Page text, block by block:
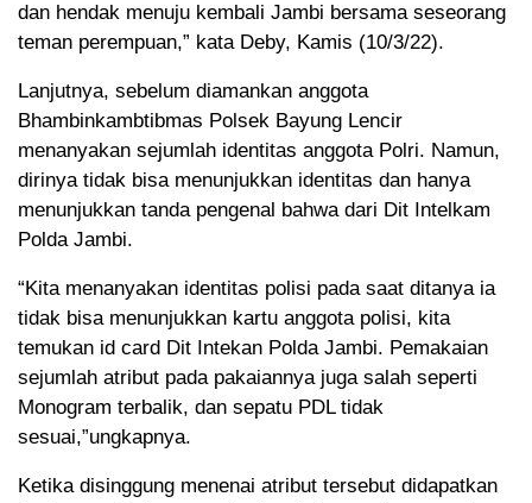
dan hendak menuju kembali Jambi bersama seseorang
teman perempuan,” kata Deby, Kamis (10/3/22).
Lanjutnya, sebelum diamankan anggota
Bhambinkambtibmas Polsek Bayung Lencir
menanyakan sejumlah identitas anggota Polri. Namun,
dirinya tidak bisa menunjukkan identitas dan hanya
menunjukkan tanda pengenal bahwa dari Dit Intelkam
Polda Jambi.
“Kita menanyakan identitas polisi pada saat ditanya ia
tidak bisa menunjukkan kartu anggota polisi, kita
temukan id card Dit Intekan Polda Jambi. Pemakaian
sejumlah atribut pada pakaiannya juga salah seperti
Monogram terbalik, dan sepatu PDL tidak
sesuai,”ungkapnya.
Ketika disinggung menenai atribut tersebut didapatkan